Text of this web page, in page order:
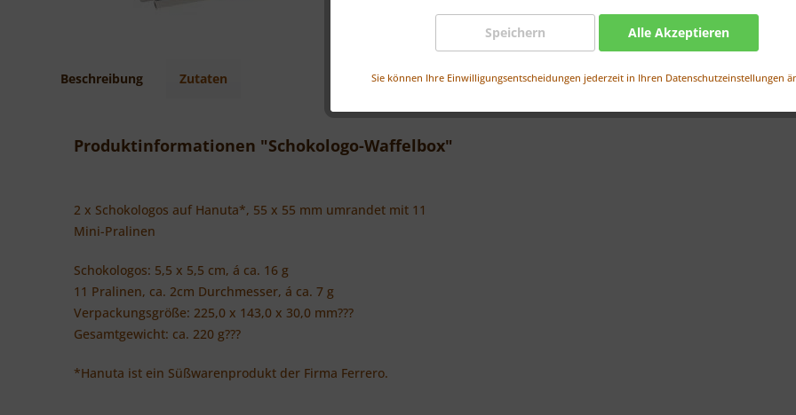
Speichern Alle Akzeptieren
Sie können Ihre Einwilligungsentscheidungen jederzeit in Ihren Datenschutzeinstellungen
Beschreibung Zutaten
Produktinformationen "Schokologo-Waffelbox"
2 x Schokologos auf Hanuta*, 55 x 55 mm umrandet mit 11
Mini-Pralinen
Schokologos: 5,5 x 5,5 cm, á ca. 16 g
11 Pralinen, ca. 2cm Durchmesser, á ca. 7 g
Verpackungsgröße: 225,0 x 143,0 x 30,0 mm???
Gesamtgewicht: ca. 220 g???
*Hanuta ist ein Süßwarenprodukt der Firma Ferrero.
Produkt anfragen
Vergleichen Merken